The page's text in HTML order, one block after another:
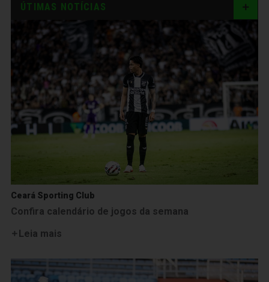
ÚTIMAS NOTÍCIAS
Ceará Sporting Club
Confira calendário de jogos da semana
Leia mais